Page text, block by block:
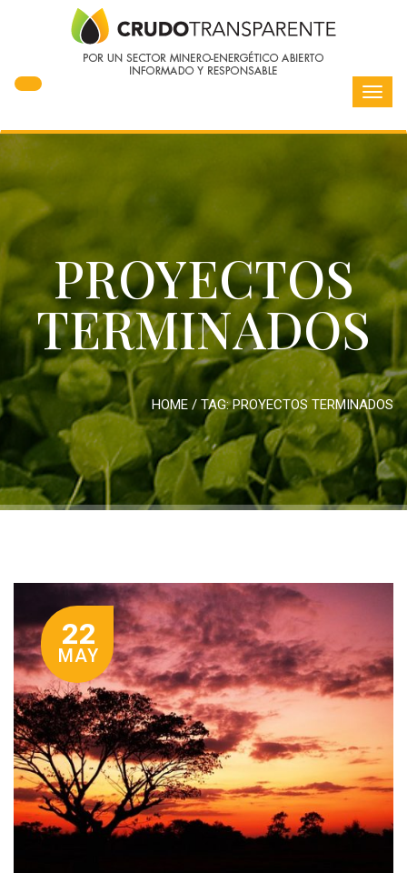
PROYECTOS
TERMINADOS
HOME / TAG:PROYECTOS TERMINADOS
22
MAY